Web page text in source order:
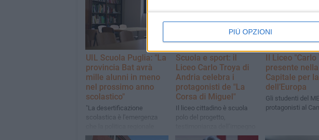
PIÙ OPZIONI
UIL Scuola Puglia: "La
provincia Bat avrà
mille alunni in meno
nel prossimo anno
scolastico"
"La desertificazione
scolastica è l'emergenza
continua a ignorare"
Scuola e sport: il
Liceo Carlo Troya di
Andria celebra i
protagonisti de "La
Corsa di Miguel"
Il liceo cittadino è scuola
polo del progetto,
costante dell’Istituto nella
Il Liceo "Carlo
presente nella
Capitale per
dell’Europa
Gli studenti del
protagonisti al